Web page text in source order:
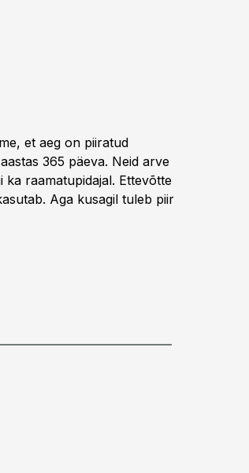
et aeg on piiratud
365 päeva. Neid arve
raamatupidajal. Ettevõtte
Aga kusagil tuleb piir